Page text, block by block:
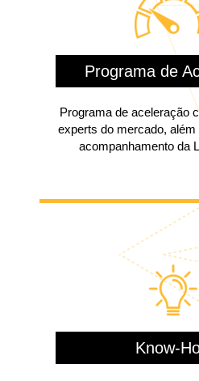
Programa de
Programa de aceleração
experts do mercado, além
acompanhamento da
Know-